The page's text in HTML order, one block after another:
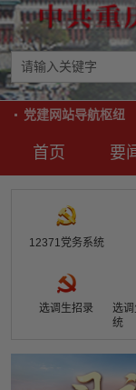
首页 要
党建网站导航枢纽
12371党务系统
选调生招录
选
统